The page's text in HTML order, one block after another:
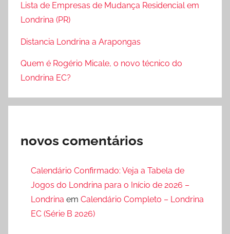
Lista de Empresas de Mudança Residencial em
Londrina (PR)
Distancia Londrina a Arapongas
Quem é Rogério Micale, o novo técnico do
Londrina EC?
novos comentários
Calendário Confirmado: Veja a Tabela de
Jogos do Londrina para o Início de 2026 –
Londrina em Calendário Completo – Londrina
EC (Série B 2026)